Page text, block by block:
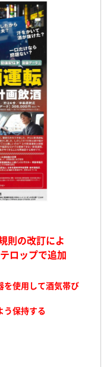
則の改訂によ
ロップで追加
を使用して酒気帯び
う保持する